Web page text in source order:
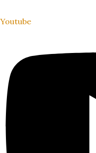
Youtube